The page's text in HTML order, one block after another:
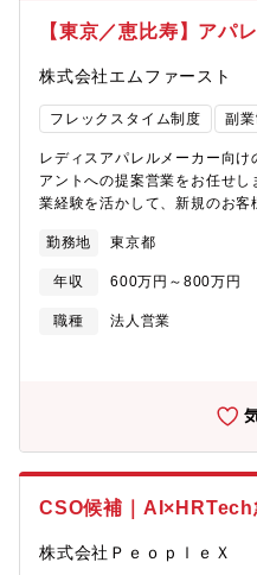
業の成長を支援することが出
のあるSEEDS COMPANYだか
ことが出来ます・立ち上げフェ
して組織を牽引していくことが
リサーチ力、成功事例の引き出
キル・経験」が効果に反映【組
在、約90名の組織です。x:eee
ーが所属。求人広告の営業を
れていた方、投資用不動産営業
バーともコミュニケーション
しのよい文化が根付いていま
Face to faceのコミュニケーシ
功、失敗事例などは随時共有
ョン：Slack■ 期待役割／ミッ
顧客の「人と組織」に関する
ションです。営業現場で得たフ
へ還元し、サービスを共に成長
魅力ポイント・シード期ながら
プロダクトに関われる。・23.7
的なプロダクト投資とM&Aが
人物像・変化を前向きに捉え
方・自ら課題を発見し、解決に
【自社プロダクトについて】■
SaaSでは、同程度の売り上げ
ースが多い）この背景には、
なりがちですが、同社のAI面
その結果、競合とのコンペに
ア・認知度の両面でNo.1のポ
単なる業務効率化ツールでは
とを前提としてきたフィジカ
な価値を提供しています。■ AI
職向けに特化したプロダクト
社のAI面談は、あらゆる1on1
【東京／恵比寿】アパ
株式会社エムファースト
フレックスタイム制度 副業
レディスアパレルメーカー向
アントへの提案営業をお任せ
業経験を活かして、新規のお
ンドを加味し、商品コンセプ
ザイナーと共に、企画段階か
マップから提案する形になり
協力して商品の企画・開発・
衝（日本語でOKです。）※生
とてもフレンドリーでアット
多いので、自然と楽しく仕事
評価制度年齢に関係なく、社
するのが当社のポリシー。成
の形で賞与に反映します。また
は、課長、部長など責任ある
課長に抜擢された社員もいます
企画から生産、販売まで一貫し
勤務地 東京都
年収 600万円～800万円
職種
法人営業
CSO候補｜
株式会社ＰｅｏｐｌｅＸ